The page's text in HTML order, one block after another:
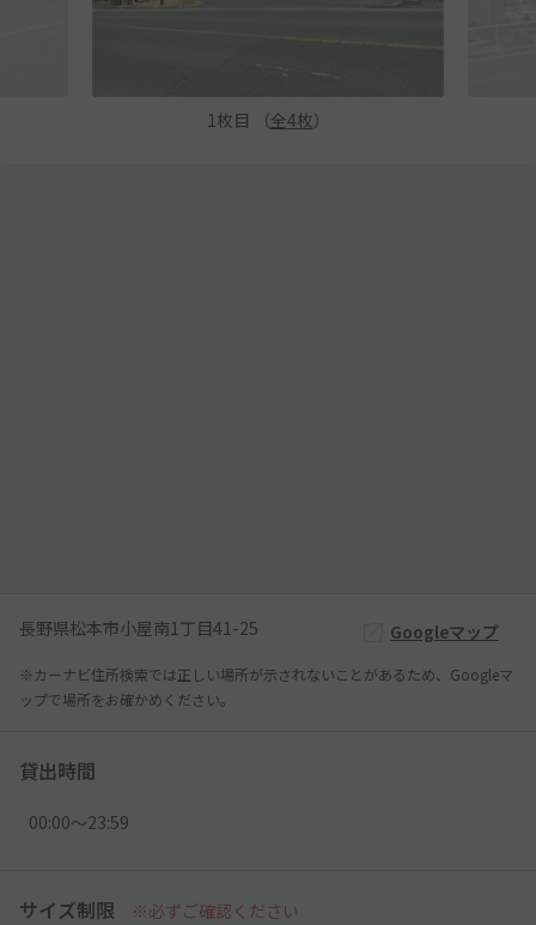
1 枚目 （全4枚）
長野県松本市小屋南1丁目41-25 Googleマップ
※カーナビ住所検索では正しい場所が示されないことがあるため、Googleマ
ップで場所をお確かめください。
貸出時間
00:00〜23:59
サイズ制限 ※必ずご確認ください